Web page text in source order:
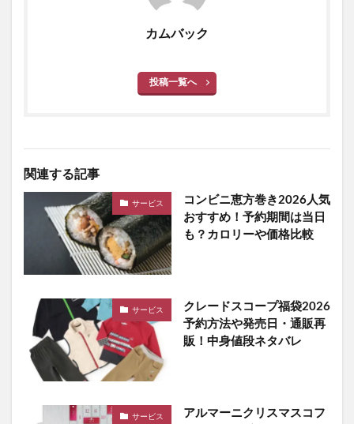
カムバック
投稿一覧へ
関連する記事
サービス
コンビニ恵方巻き2026人気
おすすめ！予約期間は当日
も？カロリーや価格比較
サービス
クレードスコープ福袋2026
予約方法や発売日・通販再
販！中身値段ネタバレ
サービス
アルマーニクリスマスコフ